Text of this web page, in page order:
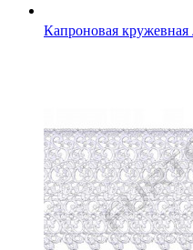
Капроновая кружевная